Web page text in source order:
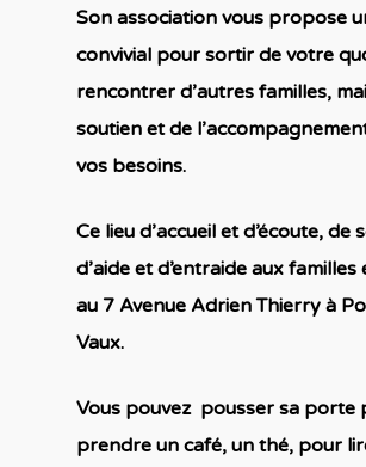
Son association vous propose
convivial pour sortir de votre
rencontrer d’autres familles,
soutien et de
vos besoins.
Ce lieu d’accueil et d’écoute, de
d’aide et d’entraide aux familles
au 7 Avenue Adrien Thierry à
Vaux.
Vous pouvez pousser sa porte
prendre un café, un thé, pour